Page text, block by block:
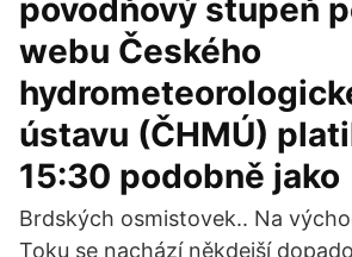
povodňový stupeň
webu Českého
ústavu (ČHMÚ)
15:30 podobně jako
Brdských osmistovek.. Na
Toku se nachází někdejší